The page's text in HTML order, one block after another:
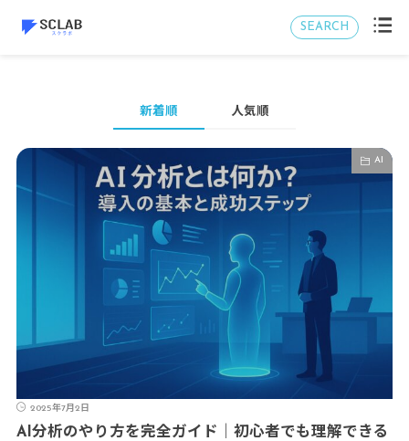
SEARCH
新着順 人気順
AI
2025年7月2日
AI分析のやり方を完全ガイド｜初心者でも理解できる